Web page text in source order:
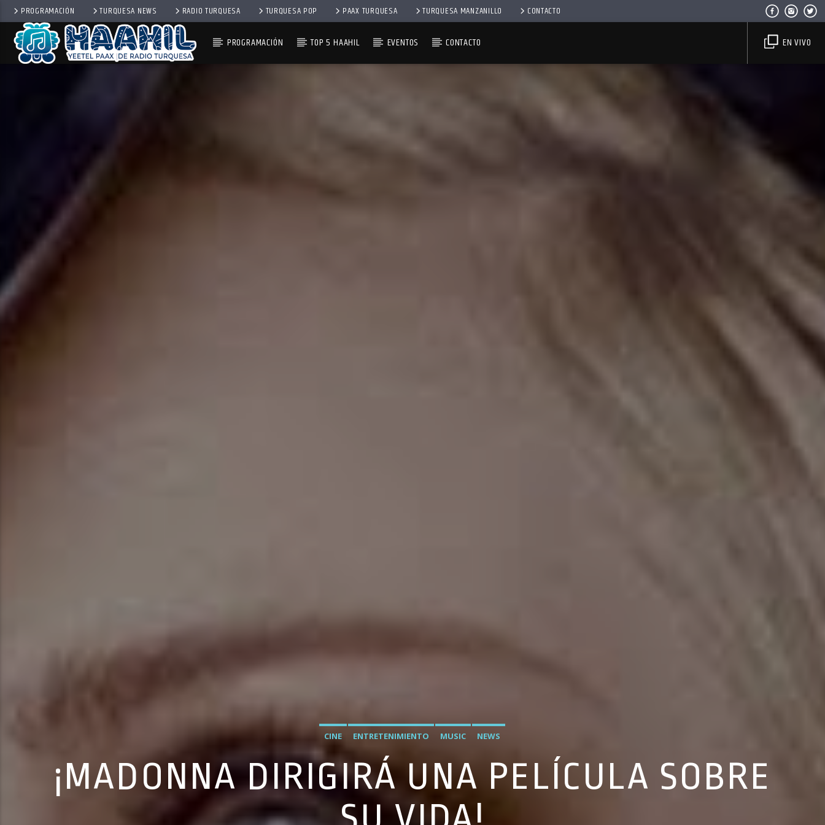
PROGRAMACIÓN TURQUESA NEWS RADIO TURQUESA TURQUESA POP PAAX TURQUESA TURQUESA MANZANILLO CONTACTO
PROGRAMACIÓN TOP 5 HAAHIL EVENTOS CONTACTO EN VIVO
CINE ENTRETENIMIENTO MUSIC NEWS
¡MADONNA DIRIGIRÁ UNA PELÍCULA SOBRE